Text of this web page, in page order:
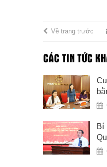
Về trang trước
CÁC TIN TỨC
Bí
trò